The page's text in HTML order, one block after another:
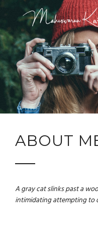
ABOUT
A gray cat slinks past a
intimidating attempting to